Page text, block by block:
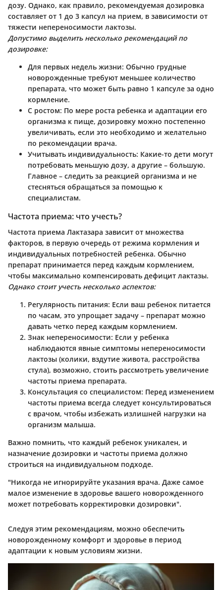
дозу. Однако, как правило, рекомендуемая дозировка
составляет от 1 до 3 капсул на прием, в зависимости от
тяжести непереносимости лактозы.
Допустимо выделить несколько рекомендаций по
дозировке:
Для первых недель жизни: Обычно грудные
новорожденные требуют меньшее количество
препарата, что может быть равно 1 капсуле за одно
кормление.
С ростом: По мере роста ребенка и адаптации его
организма к пище, дозировку можно постепенно
увеличивать, если это необходимо и желательно
по рекомендации врача.
Учитывать индивидуальность: Какие-то дети могут
потребовать меньшую дозу, а другие – большую.
Главное – следить за реакцией организма и не
стесняться обращаться за помощью к
специалистам.
Частота приема: что учесть?
Частота приема Лактазара зависит от множества
факторов, в первую очередь от режима кормления и
индивидуальных потребностей ребенка. Обычно
препарат принимается перед каждым кормлением,
чтобы максимально компенсировать дефицит лактазы.
Однако стоит учесть несколько аспектов:
Регулярность питания: Если ваш ребенок питается
по часам, это упрощает задачу – препарат можно
давать четко перед каждым кормлением.
Знак непереносимости: Если у ребенка
наблюдаются явные симптомы непереносимости
лактозы (колики, вздутие живота, расстройства
стула), возможно, стоить рассмотреть увеличение
частоты приема препарата.
Консультация со специалистом: Перед изменением
частоты приема всегда следует консультироваться
с врачом, чтобы избежать излишней нагрузки на
организм малыша.
Важно помнить, что каждый ребенок уникален, и
назначение дозировки и частоты приема должно
строиться на индивидуальном подходе.
"Никогда не игнорируйте указания врача. Даже самое
малое изменение в здоровье вашего новорожденного
может потребовать корректировки дозировки".
Следуя этим рекомендациям, можно обеспечить
новорожденному комфорт и здоровье в период
адаптации к новым условиям жизни.